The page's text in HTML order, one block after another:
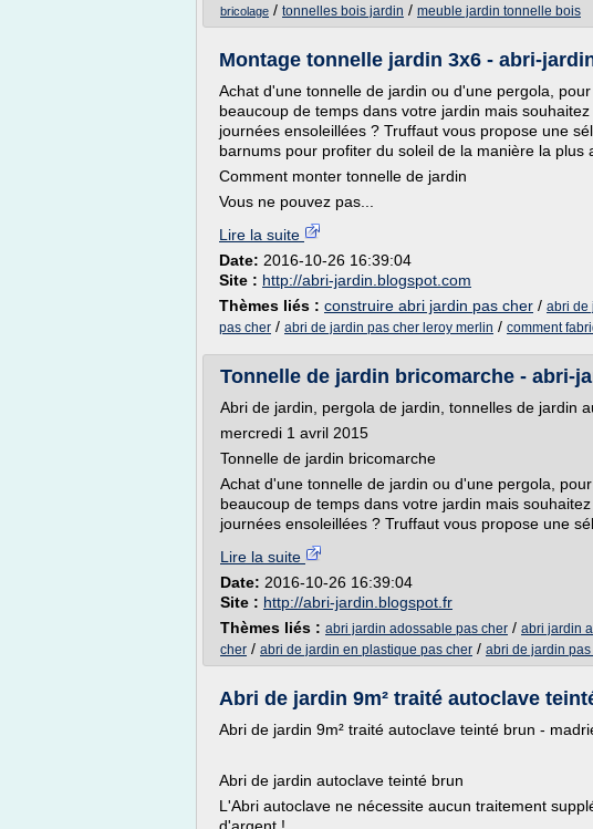
bricolage / tonnelles bois jardin / meuble jardin tonnelle bois
Montage tonnelle jardin 3x6 - abri-
Achat d'une tonnelle de jardin ou d'une pergola,
beaucoup de temps dans votre jardin mais
journées ensoleillées ? Truffaut vous propose une
barnums pour profiter du soleil de la manière la plus
Comment monter tonnelle de jardin
Vous ne pouvez pas...
Lire la suite
Date: 2016-10-26 16:39:04
Site : http://abri-jardin.blogspot.com
Thèmes liés : construire abri jardin pas cher / abri de
pas cher / abri de jardin pas cher leroy merlin / comment
Tonnelle de jardin bricomarche - abri-
Abri de jardin, pergola de jardin, tonnelles de jardin
mercredi 1 avril 2015
Tonnelle de jardin bricomarche
Achat d'une tonnelle de jardin ou d'une pergola,
beaucoup de temps dans votre jardin mais
journées ensoleillées ? Truffaut vous propose une
Lire la suite
Date: 2016-10-26 16:39:04
Site : http://abri-jardin.blogspot.fr
Thèmes liés : abri jardin adossable pas cher / abri jardin
cher / abri de jardin en plastique pas cher / abri de jardin
Abri de jardin 9m² traité autoclave
Abri de jardin 9m² traité autoclave teinté brun -
Abri de jardin autoclave teinté brun
L'Abri autoclave ne nécessite aucun traitement